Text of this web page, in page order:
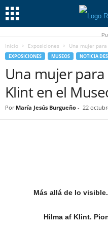
Inicio Exposiciones Una mujer
EXPOSICIONES MUSEOS NOTICIA
Una mujer
Klint en el
Por María Jesús Burgueño - 22
Más allá de lo
Hilma af Klint.